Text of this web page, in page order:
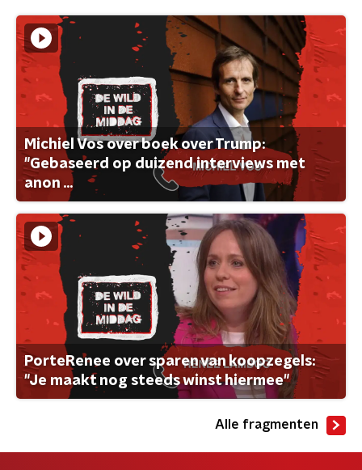
Michiel Vos over boek over Trump:
"Gebaseerd op duizend interviews met
anon ...
PorteRenee over sparen van koopzegels:
"Je maakt nog steeds winst hiermee"
Alle fragmenten